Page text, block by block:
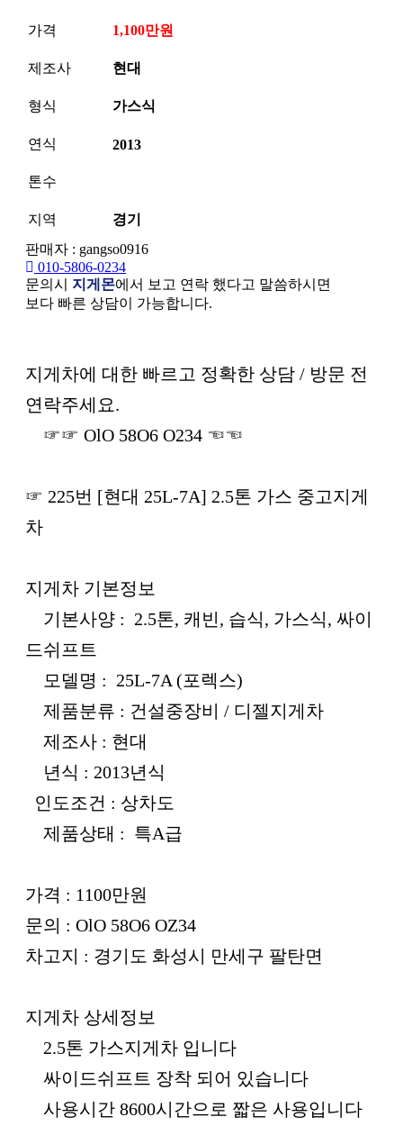
가격 1,100만원
제조사 현대
형식 가스식
연식 2013
톤수
지역
경기
판매자 : gangso0916
010-5806-0234
문의시 지게몬에서 보고 연락 했다고 말씀하시면
보다 빠른 상담이 가능합니다.
본문
지게차에 대한 빠르고 정확한 상담 / 방문 전
연락주세요.
☞☞ OlO 58O6 O234 ☜☜
☞ 225번 [현대 25L-7A] 2.5톤 가스 중고지게
차
지게차 기본정보
기본사양 : 2.5톤, 캐빈, 습식, 가스식, 싸이
드쉬프트
모델명 : 25L-7A (포렉스)
제품분류 : 건설중장비 / 디젤지게차
제조사 : 현대
년식 : 2013년식
인도조건 : 상차도
제품상태 : 특A급
가격 : 1100만원
문의 : OlO 58O6 OZ34
차고지 : 경기도 화성시 만세구 팔탄면
지게차 상세정보
2.5톤 가스지게차 입니다
싸이드쉬프트 장착 되어 있습니다
사용시간 8600시간으로 짧은 사용입니다